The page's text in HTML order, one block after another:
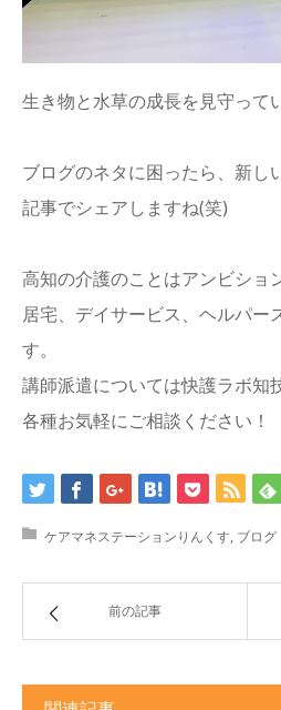
生き物と水草の成長を見守って
ブログのネタに困ったら、新し
記事でシェアしますね(笑)
高知の介護のことはアンビショ
居宅、デイサービス、ヘルパー
す。
講師派遣については快護ラボ知
各種お気軽にご相談ください！
ケアマネステーションりんくす, ブログ
前の記事